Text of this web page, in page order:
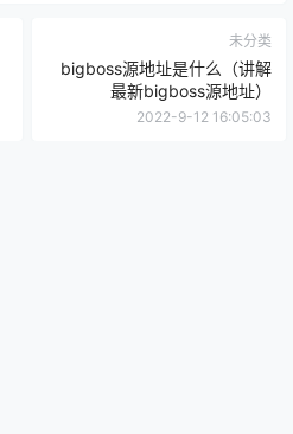
未分类
bigboss源地址是什么（讲解
最新bigboss源地址）
2022-9-12 16:05:03